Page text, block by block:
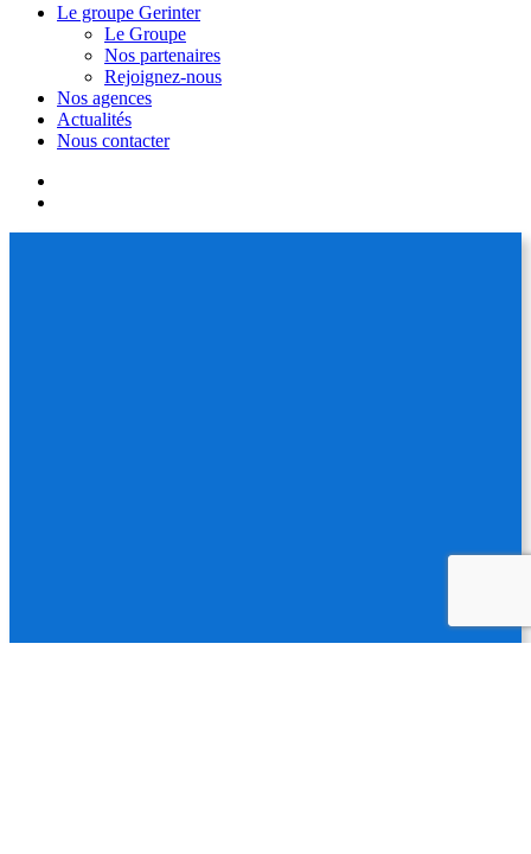
Le groupe Gerinter
Le Groupe
Nos partenaires
Rejoignez-nous
Nos agences
Actualités
Nous contacter